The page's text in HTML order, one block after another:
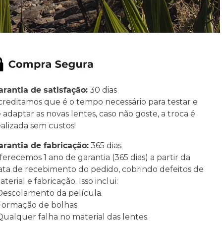
de satisfação:30 dias
que é o tempo necessário para testar e
adaptar as novas lentes, caso não goste, a troca é
sem custos!
de fabricação:365 dias
1 ano de garantia (365 dias) a partir da
de recebimento do pedido, cobrindo defeitos de
e fabricação. Isso inclui:
da película.
de bolhas.
falha no material das lentes.